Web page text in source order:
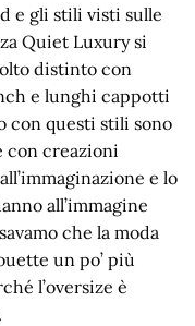
e gli stili visti sulle
Quiet Luxury si
distinto con
e lunghi cappotti
con questi stili sono
con creazioni
e lo
all’immagine
che la moda
un po’ più
l’oversize è